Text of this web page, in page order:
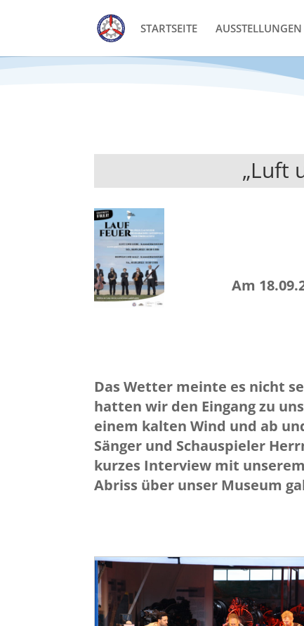
STARTSEITE AUSSTELLUNGEN
„Luft
Am
Das Wetter meinte es nicht
hatten wir den Eingang zu
einem kalten Wind und ab
Sänger und Schauspieler
kurzes Interview mit
Abriss über unser Museum